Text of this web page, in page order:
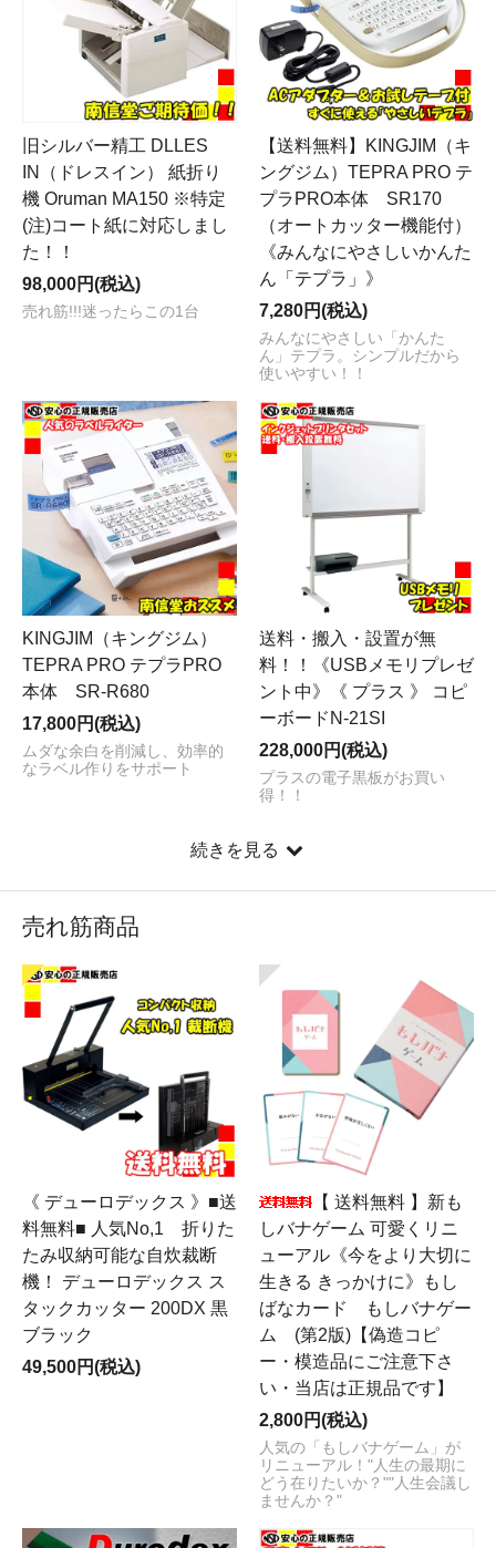
旧シルバー精工 DLLES
IN（ドレスイン） 紙折り
機 Oruman MA150 ※特定
(注)コート紙に対応しまし
た！！
98,000円(税込)
売れ筋!!!迷ったらこの1台
【送料無料】KINGJIM（キ
ングジム）TEPRA PRO テ
プラPRO本体 SR170
（オートカッター機能付）
《みんなにやさしいかんた
ん「テプラ」》
7,280円(税込)
みんなにやさしい「かんた
ん」テプラ。シンプルだから
使いやすい！！
KINGJIM（キングジム）
TEPRA PRO テプラPRO
本体 SR-R680
17,800円(税込)
ムダな余白を削減し、効率的
なラベル作りをサポート
送料・搬入・設置が無
料！！《USBメモリプレゼ
ント中》《 プラス 》 コピ
ーボードN-21SI
228,000円(税込)
プラスの電子黒板がお買い
得！！
続きを見る
売れ筋商品
《 デューロデックス 》■送
料無料■ 人気No,1 折りた
たみ収納可能な自炊裁断
機！ デューロデックス ス
タックカッター 200DX 黒
ブラック
49,500円(税込)
【 送料無料 】新も
しバナゲーム 可愛くリニ
ューアル《今をより大切に
生きる きっかけに》もし
ばなカード もしバナゲー
ム (第2版)【偽造コピ
ー・模造品にご注意下さ
い・当店は正規品です】
2,800円(税込)
人気の「もしバナゲーム」が
リニューアル！"人生の最期に
どう在りたいか？""人生会議し
ませんか？"